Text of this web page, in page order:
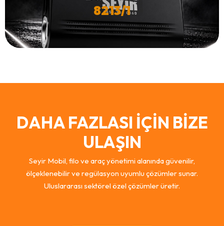
8213/1
DAHA FAZLASI İÇİN BİZE
ULAŞIN
Seyir Mobil, filo ve araç yönetimi alanında güvenilir,
ölçeklenebilir ve regülasyon uyumlu çözümler sunar.
Uluslararası sektörel özel çözümler üretir.